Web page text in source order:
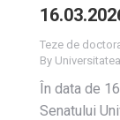
Teze de
By
În data de
Senatului